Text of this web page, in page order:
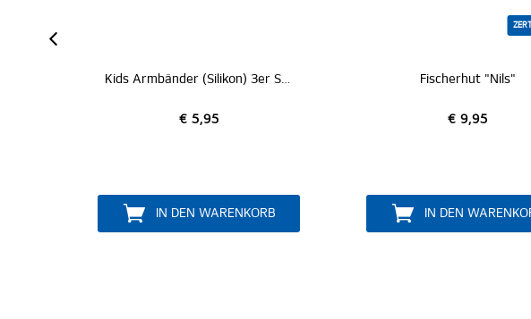
Kids Armbänder (Silikon) 3er Set
IN DEN WARENKORB
Fischerhut "Nils"
IN DEN WARENKORB